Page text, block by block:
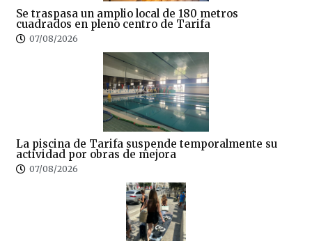
Se traspasa un amplio local de 180 metros
cuadrados en pleno centro de Tarifa
07/08/2026
La piscina de Tarifa suspende temporalmente su
actividad por obras de mejora
07/08/2026